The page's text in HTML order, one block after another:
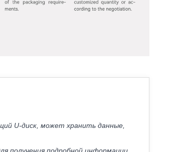
U-диск, может хранить данные,